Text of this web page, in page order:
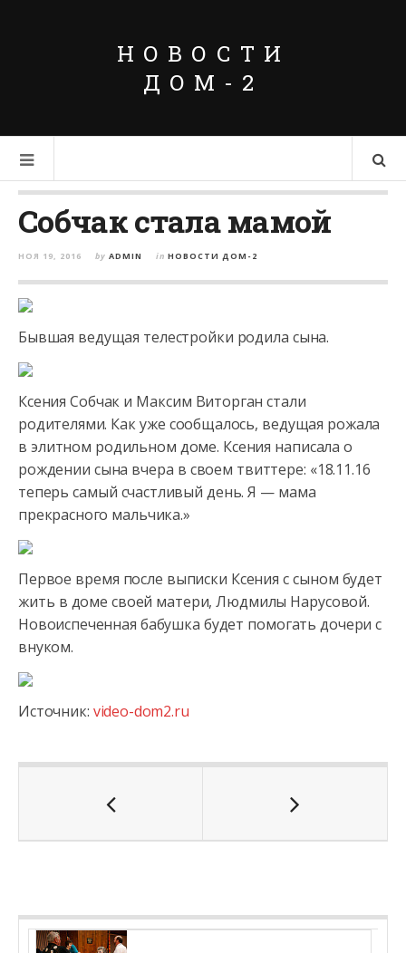
НОВОСТИ
ДОМ-2
Собчак стала мамой
НОЯ 19, 2016 by ADMIN in НОВОСТИ ДОМ-2
Бывшая ведущая телестройки родила сына.
Ксения Собчак и Максим Виторган стали
родителями. Как уже сообщалось, ведущая рожала
в элитном родильном доме. Ксения написала о
рождении сына вчера в своем твиттере: «18.11.16
теперь самый счастливый день. Я — мама
прекрасного мальчика.»
Первое время после выписки Ксения с сыном будет
жить в доме своей матери, Людмилы Нарусовой.
Новоиспеченная бабушка будет помогать дочери с
внуком.
Источник: video-dom2.ru